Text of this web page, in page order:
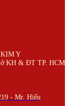
Y
KH & ĐT TP. HCM
- Mr. Hiếu